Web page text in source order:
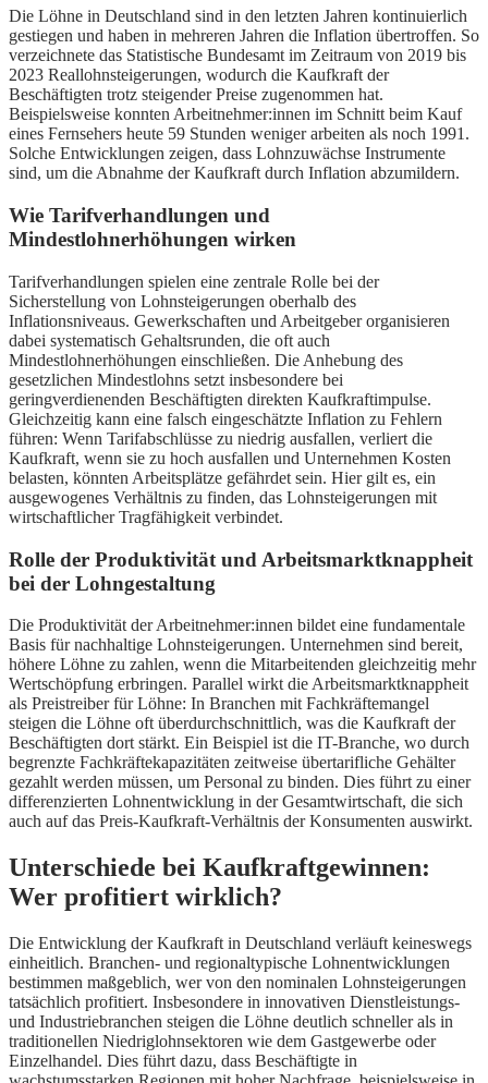
Die Löhne in Deutschland sind in den letzten Jahren kontinuierlich
gestiegen und haben in mehreren Jahren die Inflation übertroffen. So
verzeichnete das Statistische Bundesamt im Zeitraum von 2019 bis
2023 Reallohnsteigerungen, wodurch die Kaufkraft der
Beschäftigten trotz steigender Preise zugenommen hat.
Beispielsweise konnten Arbeitnehmer:innen im Schnitt beim Kauf
eines Fernsehers heute 59 Stunden weniger arbeiten als noch 1991.
Solche Entwicklungen zeigen, dass Lohnzuwächse Instrumente
sind, um die Abnahme der Kaufkraft durch Inflation abzumildern.
Wie Tarifverhandlungen und
Mindestlohnerhöhungen wirken
Tarifverhandlungen spielen eine zentrale Rolle bei der
Sicherstellung von Lohnsteigerungen oberhalb des
Inflationsniveaus. Gewerkschaften und Arbeitgeber organisieren
dabei systematisch Gehaltsrunden, die oft auch
Mindestlohnerhöhungen einschließen. Die Anhebung des
gesetzlichen Mindestlohns setzt insbesondere bei
geringverdienenden Beschäftigten direkten Kaufkraftimpulse.
Gleichzeitig kann eine falsch eingeschätzte Inflation zu Fehlern
führen: Wenn Tarifabschlüsse zu niedrig ausfallen, verliert die
Kaufkraft, wenn sie zu hoch ausfallen und Unternehmen Kosten
belasten, könnten Arbeitsplätze gefährdet sein. Hier gilt es, ein
ausgewogenes Verhältnis zu finden, das Lohnsteigerungen mit
wirtschaftlicher Tragfähigkeit verbindet.
Rolle der Produktivität und Arbeitsmarktknappheit
bei der Lohngestaltung
Die Produktivität der Arbeitnehmer:innen bildet eine fundamentale
Basis für nachhaltige Lohnsteigerungen. Unternehmen sind bereit,
höhere Löhne zu zahlen, wenn die Mitarbeitenden gleichzeitig mehr
Wertschöpfung erbringen. Parallel wirkt die Arbeitsmarktknappheit
als Preistreiber für Löhne: In Branchen mit Fachkräftemangel
steigen die Löhne oft überdurchschnittlich, was die Kaufkraft der
Beschäftigten dort stärkt. Ein Beispiel ist die IT-Branche, wo durch
begrenzte Fachkräftekapazitäten zeitweise übertarifliche Gehälter
gezahlt werden müssen, um Personal zu binden. Dies führt zu einer
differenzierten Lohnentwicklung in der Gesamtwirtschaft, die sich
auch auf das Preis-Kaufkraft-Verhältnis der Konsumenten auswirkt.
Unterschiede bei Kaufkraftgewinnen:
Wer profitiert wirklich?
Die Entwicklung der Kaufkraft in Deutschland verläuft keineswegs
einheitlich. Branchen- und regionaltypische Lohnentwicklungen
bestimmen maßgeblich, wer von den nominalen Lohnsteigerungen
tatsächlich profitiert. Insbesondere in innovativen Dienstleistungs-
und Industriebranchen steigen die Löhne deutlich schneller als in
traditionellen Niedriglohnsektoren wie dem Gastgewerbe oder
Einzelhandel. Dies führt dazu, dass Beschäftigte in